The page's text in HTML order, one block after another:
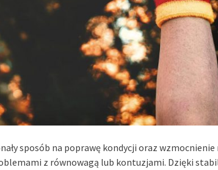
sposób na poprawę kondycji oraz
z równowagą lub kontuzjami. Dzięki